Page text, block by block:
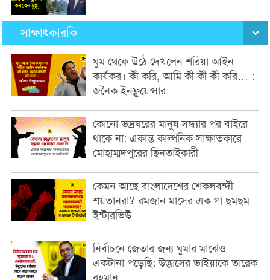
সাক্ষাৎকারকি
ঘুম থেকে উঠে দেখলেন শরিয়া আইন
কার্যকর। কী করি, আমি কী কী কী করি… :
জনৈক ইনফ্লুয়েন্সার
কোনো ভদ্রঘরের মানুষ সন্ধ্যার পর বাইরে
থাকে না: একান্ত কাল্পনিক সাক্ষাতকারে
মোহাম্মদপুরের ছিনতাইকারী
কেমন আছে বাংলাদেশের শেকলবন্দী
শয়তানরা? রমজান মাসের এক গা ছমছম
ইন্টারভিউ
নির্বাচনে জেতার জন্য ঘুমার মাঝেও
একটানা পড়েছি: উদ্ভাসের ভাইয়াকে তারেক